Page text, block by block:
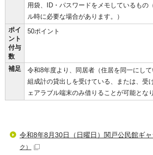
用袋、ID・パスワードをメモしているもの
ル時に必要な場合があります。）
ポイ
ント
付与
数
50ポイント
補足
令和8年度より、同居者（住居を同一にし
組成計の貸出しを受けている、または、受
ェアラブル端末のみ借りることが可能とな
令和8年8月30日（日曜日）関戸公民館ギ
ク）